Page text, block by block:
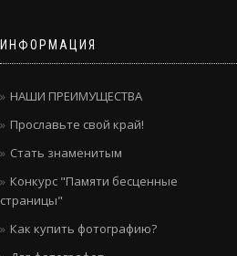
ИНФОРМАЦИЯ
НАШИ ПРЕИМУЩЕСТВА
Прославьте свой край!
Стать знаменитым
Конкурс "Памяти бесценные
страницы"
Как купить фотографию?